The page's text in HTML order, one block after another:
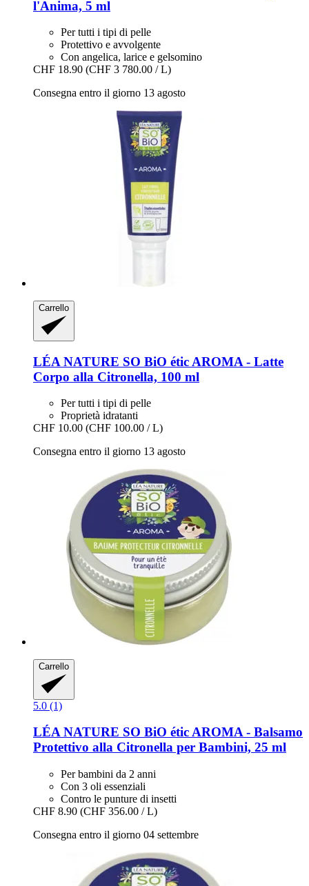
l'Anima, 5 ml
Per tutti i tipi di pelle
Protettivo e avvolgente
Con angelica, larice e gelsomino
CHF 18.90 (CHF 3 780.00 / L)
Consegna entro il giorno 13 agosto
Carrello
LÉA NATURE SO BiO étic AROMA -​ Latte
Corpo alla Citronella, 100 ml
Per tutti i tipi di pelle
Proprietà idratanti
CHF 10.00 (CHF 100.00 / L)
Consegna entro il giorno 13 agosto
Carrello
5.0 (1)
LÉA NATURE SO BiO éticAROMA -​ Balsamo
Protettivo alla Citronella per Bambini, 25 ml
Per bambini da 2 anni
Con 3 oli essenziali
Contro le punture di insetti
CHF 8.90 (CHF 356.00 / L)
Consegna entro il giorno 04 settembre